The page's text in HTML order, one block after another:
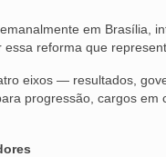
em Brasília,
reforma que
eixos — resultados,
progressão, cargos